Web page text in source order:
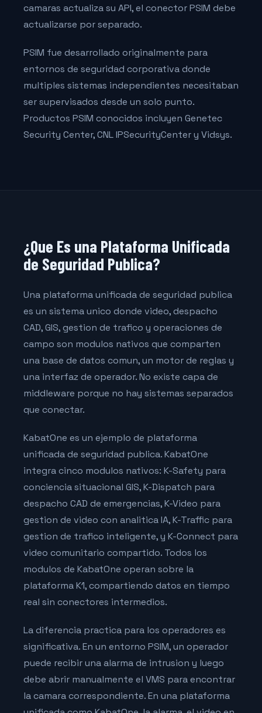
camaras actualiza su API, el conector PSIM debe
actualizarse por separado.
PSIM fue desarrollado originalmente para
entornos de seguridad corporativa donde
multiples sistemas independientes necesitaban
ser supervisados desde un solo punto.
Productos PSIM conocidos incluyen Genetec
Security Center, CNL IPSecurityCenter y Vidsys.
¿Que Es una Plataforma Unificada
de Seguridad Publica?
Una plataforma unificada de seguridad publica
es un sistema unico donde video, despacho
CAD, GIS, gestion de trafico y operaciones de
campo son modulos nativos que comparten
una base de datos comun, un motor de reglas y
una interfaz de operador. No existe capa de
middleware porque no hay sistemas separados
que conectar.
KabatOne es un ejemplo de plataforma
unificada de seguridad publica. KabatOne
integra cinco modulos nativos: K-Safety para
conciencia situacional GIS, K-Dispatch para
despacho CAD de emergencias, K-Video para
gestion de video con analitica IA, K-Traffic para
gestion de trafico inteligente, y K-Connect para
video comunitario compartido. Todos los
modulos de KabatOne operan sobre la
plataforma K1, compartiendo datos en tiempo
real sin conectores intermedios.
La diferencia practica para los operadores es
significativa. En un entorno PSIM, un operador
puede recibir una alarma de intrusion y luego
debe abrir manualmente el VMS para encontrar
la camara correspondiente. En una plataforma